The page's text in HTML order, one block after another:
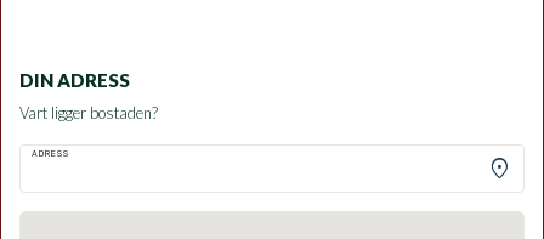
DIN ADRESS
Vart ligger bostaden?
ADRESS
location_on